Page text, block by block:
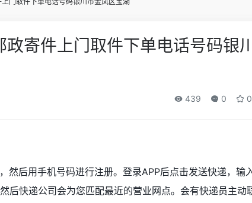
寄件上门取件下单电话号码银川
439 0 0
然后用手机号码进行注册。登录APP后点击发送快递，输
后快递公司会为您匹配最近的营业网点。会有快递员主动